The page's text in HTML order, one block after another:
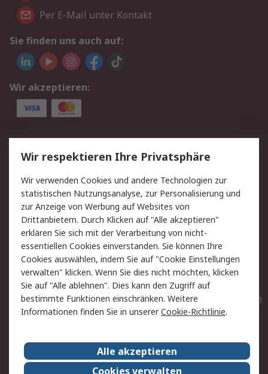
Per E-Mail unter Kontakt
Sie finden uns auch auf:
Wir akzeptieren:
Service
Value Added Services
Lieferlösungen
Rücksendungen
Kontakt
Hilfe
Privatkunden
Rechtliches
AGB
Datenschutz
Cookie-Richtlinie
Zahlungsbedingungen
Copyright/Impressum
Entsorgung
Elektrogeräte/Batterien
RS weltweit
Karriere bei RS
Nachhaltigkeit
Wir respektieren Ihre Privatsphäre
Wir verwenden Cookies und andere Technologien zur
statistischen Nutzungsanalyse, zur Personalisierung und
zur Anzeige von Werbung auf Websites von
Drittanbietern. Durch Klicken auf "Alle akzeptieren"
erklären Sie sich mit der Verarbeitung von nicht-
essentiellen Cookies einverstanden. Sie können Ihre
Cookies auswählen, indem Sie auf "Cookie Einstellungen
verwalten" klicken. Wenn Sie dies nicht möchten, klicken
Sie auf "Alle ablehnen". Dies kann den Zugriff auf
bestimmte Funktionen einschränken. Weitere
Informationen finden Sie in unsererCookie-Richtlinie.
Alle akzeptieren
Cookies verwalten